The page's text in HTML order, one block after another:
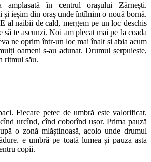
în centrul orașului Zărnești.
și ieșim din oraș unde întîlnim o nouă bornă.
al naibii de cald, mergem pe un loc deschis
să te ascunzi. Noi am plecat mai pe la coada
ne oprim într-un loc mai înalt și abia acum
oameni s-au adunat. Drumul șerpuiește,
ritmul său.
Fiecare petec de umbră este valorificat.
urcînd, cînd coborînd ușor. Prima pauză
o zonă mlăștinoasă, acolo unde drumul
e umbră pe toată lumea și pauza asta
copii.